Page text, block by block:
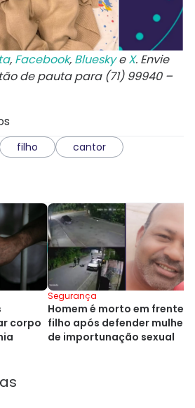
, Facebook, BlueskyeX. Envie
de pauta para (71) 99940 –
filho cantor
corpo
Segurança
Homem é morto em frente
filho após defender
de importunação sexual